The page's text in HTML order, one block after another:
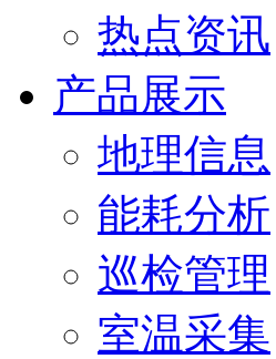
热点资讯
产品展示
地理信息
能耗分析
巡检管理
室温采集